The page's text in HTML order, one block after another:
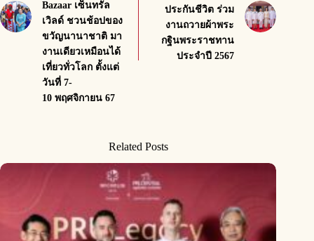
Bazaar เซ็นทรัล
เวิลด์ ชวนช้อปของ
ขวัญนานาชาติ มา
งานเดียวเหมือนได้
เที่ยวทั่วโลก ตั้งแต่
วันที่ 7-
10 พฤศจิกายน 67
ประกันชีวิต ร่วม
งานถวายผ้าพระ
กฐินพระราชทาน
ประจำปี 2567
Related Posts